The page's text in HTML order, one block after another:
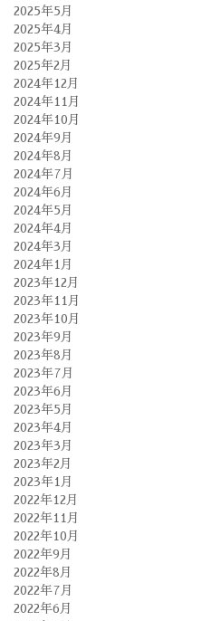
2025年5月
2025年4月
2025年3月
2025年2月
2024年12月
2024年11月
2024年10月
2024年9月
2024年8月
2024年7月
2024年6月
2024年5月
2024年4月
2024年3月
2024年1月
2023年12月
2023年11月
2023年10月
2023年9月
2023年8月
2023年7月
2023年6月
2023年5月
2023年4月
2023年3月
2023年2月
2023年1月
2022年12月
2022年11月
2022年10月
2022年9月
2022年8月
2022年7月
2022年6月